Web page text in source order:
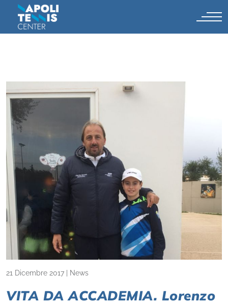
21 Dicembre 2017 News
VITA DA ACCADEMIA. Lorenzo